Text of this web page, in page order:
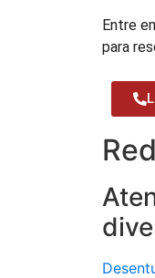
Entre
para